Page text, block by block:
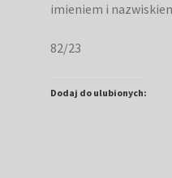
imieniem i
82/23
Dodaj do ulubionych: